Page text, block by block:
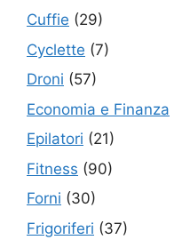
Cuffie (29)
Cyclette (7)
Droni (57)
Economia e Finanza
Epilatori (21)
Fitness (90)
Forni (30)
Frigoriferi (37)